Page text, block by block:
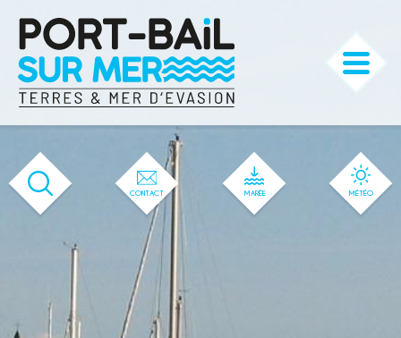
CONTACT MARÉE MÉTÉO